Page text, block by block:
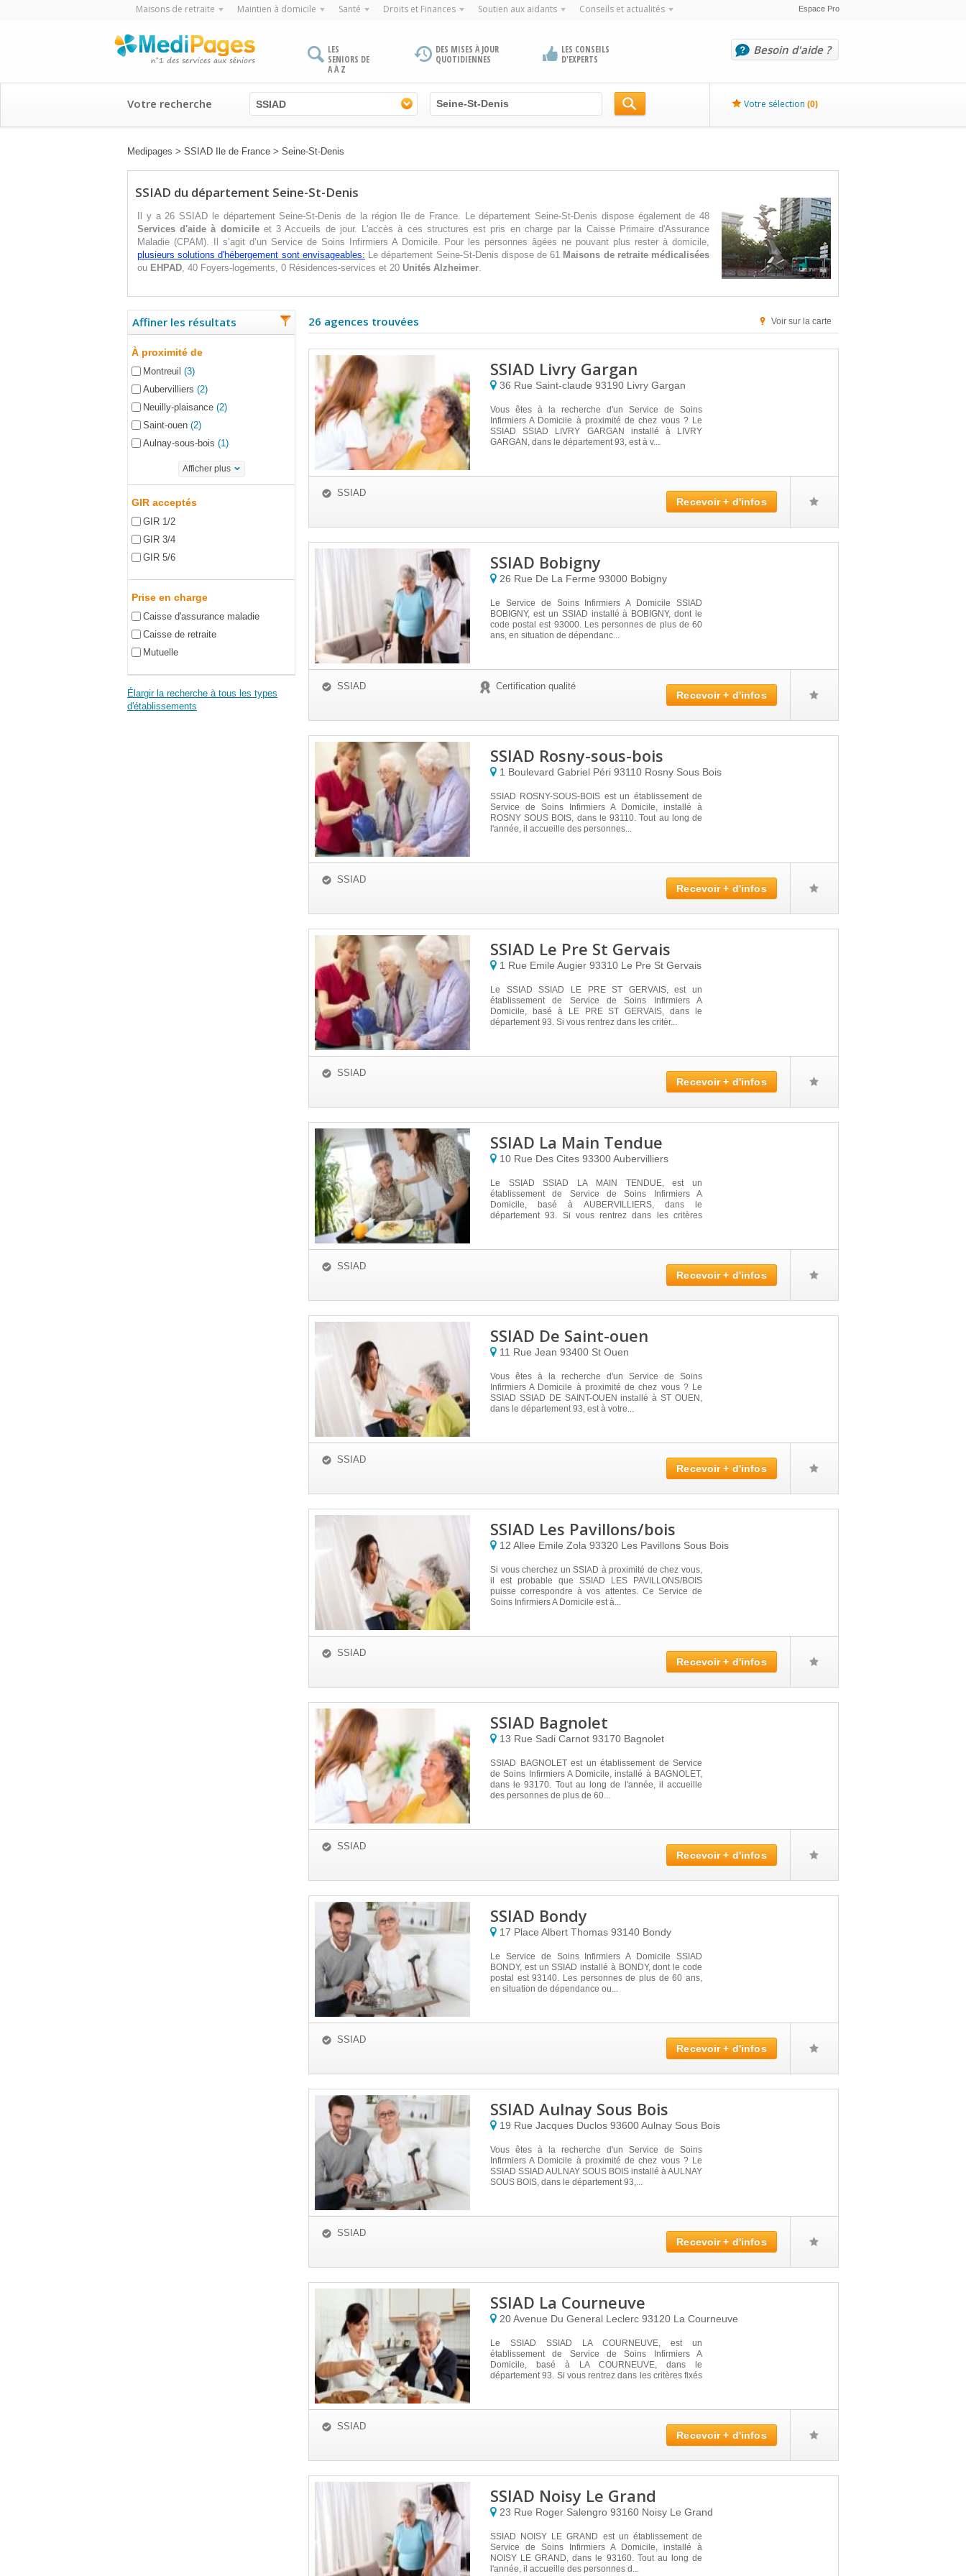
Maisons de retraite Maintien à domicile Santé Droits et Finances Soutien aux aidants Conseils et actualités Espace Pro
LES
SENIORS DE
A À Z
DES MISES À JOUR
QUOTIDIENNES
LES CONSEILS
D'EXPERTS
Besoin d'aide ?
Votre recherche SSIAD Votre sélection (0)
Medipages > SSIAD Ile de France > Seine-St-Denis
SSIAD du département Seine-St-Denis
Il y a 26 SSIAD le département Seine-St-Denis de la région Ile de France. Le département Seine-St-Denis dispose également de 48
Services d'aide à domicileet 3 Accueils de jour. L'accès à ces structures est pris en charge par la Caisse Primaire d'Assurance
Maladie (CPAM). Il s’agit d’un Service de Soins Infirmiers A Domicile. Pour les personnes âgées ne pouvant plus rester à domicile,
plusieurs solutions d'hébergement sont envisageables: Le département Seine-St-Denis dispose de 61 Maisons de retraite médicalisées
ou EHPAD, 40 Foyers-logements, 0 Résidences-services et 20 Unités Alzheimer.
Affiner les résultats
À proximité de
Montreuil (3)
Aubervilliers (2)
Neuilly-plaisance (2)
Saint-ouen (2)
Aulnay-sous-bois (1)
Afficher plus
GIR acceptés
GIR 1/2
GIR 3/4
GIR 5/6
Prise en charge
Caisse d'assurance maladie
Caisse de retraite
Mutuelle
Élargir la recherche à tous les types
d'établissements
26 agences trouvées Voir sur la carte
SSIAD Livry Gargan
36 Rue Saint-claude 93190 Livry Gargan
Vous êtes à la recherche d'un Service de Soins
Infirmiers A Domicile à proximité de chez vous ? Le
SSIAD SSIAD LIVRY GARGAN installé à LIVRY
GARGAN, dans le département 93, est à v...
SSIAD
Recevoir + d'infos
SSIAD Bobigny
26 Rue De La Ferme 93000 Bobigny
Le Service de Soins Infirmiers A Domicile SSIAD
BOBIGNY, est un SSIAD installé à BOBIGNY, dont le
code postal est 93000. Les personnes de plus de 60
ans, en situation de dépendanc...
SSIAD Certification qualité
Recevoir + d'infos
SSIAD Rosny-sous-bois
1 Boulevard Gabriel Péri 93110 Rosny Sous Bois
SSIAD ROSNY-SOUS-BOIS est un établissement de
Service de Soins Infirmiers A Domicile, installé à
ROSNY SOUS BOIS, dans le 93110. Tout au long de
l'année, il accueille des personnes...
SSIAD
Recevoir + d'infos
SSIAD Le Pre St Gervais
1 Rue Emile Augier 93310 Le Pre St Gervais
Le SSIAD SSIAD LE PRE ST GERVAIS, est un
établissement de Service de Soins Infirmiers A
Domicile, basé à LE PRE ST GERVAIS, dans le
département 93. Si vous rentrez dans les critèr...
SSIAD
Recevoir + d'infos
SSIAD La Main Tendue
10 Rue Des Cites 93300Aubervilliers
Le SSIAD SSIAD LA MAIN TENDUE, est un
établissement de Service de Soins Infirmiers A
Domicile, basé à AUBERVILLIERS, dans le
département 93. Si vous rentrez dans les critères
SSIAD
Recevoir + d'infos
SSIAD De Saint-ouen
11 Rue Jean 93400 St Ouen
Vous êtes à la recherche d'un Service de Soins
Infirmiers A Domicile à proximité de chez vous ? Le
SSIAD SSIAD DE SAINT-OUEN installé à ST OUEN,
dans le département 93, est à votre...
SSIAD
Recevoir + d'infos
SSIAD Les Pavillons/bois
12 Allee Emile Zola 93320 Les Pavillons Sous Bois
Si vous cherchez un SSIAD à proximité de chez vous,
il est probable que SSIAD LES PAVILLONS/BOIS
puisse correspondre à vos attentes. Ce Service de
Soins Infirmiers A Domicile est à...
SSIAD
Recevoir + d'infos
SSIAD Bagnolet
13 Rue Sadi Carnot 93170 Bagnolet
SSIAD BAGNOLET est un établissement de Service
de Soins Infirmiers A Domicile, installé à BAGNOLET,
dans le 93170. Tout au long de l'année, il accueille
des personnes de plus de 60...
SSIAD
Recevoir + d'infos
SSIAD Bondy
17 Place Albert Thomas 93140 Bondy
Le Service de Soins Infirmiers A Domicile SSIAD
BONDY, est un SSIAD installé à BONDY, dont le code
postal est 93140. Les personnes de plus de 60 ans,
en situation de dépendance ou...
SSIAD
Recevoir + d'infos
SSIAD Aulnay Sous Bois
19 Rue Jacques Duclos 93600Aulnay Sous Bois
Vous êtes à la recherche d'un Service de Soins
Infirmiers A Domicile à proximité de chez vous ? Le
SSIAD SSIAD AULNAY SOUS BOIS installé à AULNAY
SOUS BOIS, dans le département 93,...
SSIAD
Recevoir + d'infos
SSIAD La Courneuve
20 Avenue Du General Leclerc 93120 La Courneuve
Le SSIAD SSIAD LA COURNEUVE, est un
établissement de Service de Soins Infirmiers A
Domicile, basé à LA COURNEUVE, dans le
département 93. Si vous rentrez dans les critères fixés
SSIAD
Recevoir + d'infos
SSIAD Noisy Le Grand
23 Rue Roger Salengro 93160 Noisy Le Grand
SSIAD NOISY LE GRAND est un établissement de
Service de Soins Infirmiers A Domicile, installé à
NOISY LE GRAND, dans le 93160. Tout au long de
l'année, il accueille des personnes d...